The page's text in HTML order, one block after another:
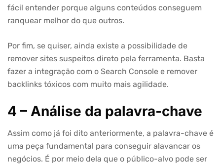
fácil entender porque alguns conteúdos conseguem
ranquear melhor do que outros.
Por fim, se quiser, ainda existe a possibilidade de
remover sites suspeitos direto pela ferramenta. Basta
fazer a integração com o Search Console e remover
backlinks tóxicos com muito mais agilidade.
4 – Análise da palavra-chave
Assim como já foi dito anteriormente, a palavra-chave é
uma peça fundamental para conseguir alavancar os
negócios. É por meio dela que o público-alvo pode ser